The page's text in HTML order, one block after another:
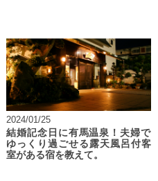
2024/01/25
結婚記念日に有馬温泉！夫婦で
ゆっくり過ごせる露天風呂付客
室がある宿を教えて。